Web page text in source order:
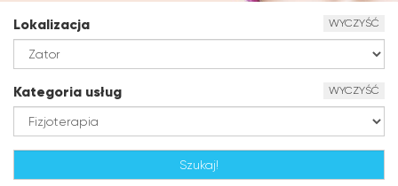
Lokalizacja WYCZYŚĆ
Kategoria usług WYCZYŚĆ